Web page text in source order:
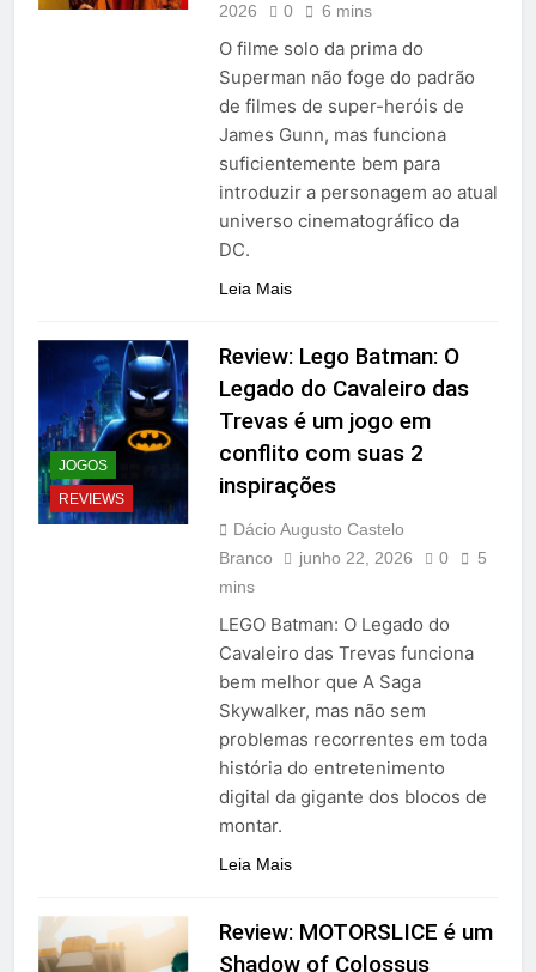
2026
0 6 mins
O filme solo da prima do
Superman não foge do padrão
de filmes de super-heróis de
James Gunn, mas funciona
suficientemente bem para
introduzir a personagem ao atual
universo cinematográfico da
DC.
Leia Mais
JOGOS
REVIEWS
Review: Lego Batman: O
Legado do Cavaleiro das
Trevas é um jogo em
conflito com suas 2
inspirações
Dácio Augusto Castelo
Branco
junho 22, 2026 0
5
mins
LEGO Batman: O Legado do
Cavaleiro das Trevas funciona
bem melhor que A Saga
Skywalker, mas não sem
problemas recorrentes em toda
história do entretenimento
digital da gigante dos blocos de
montar.
Leia Mais
Review: MOTORSLICE é um
Shadow of Colossus